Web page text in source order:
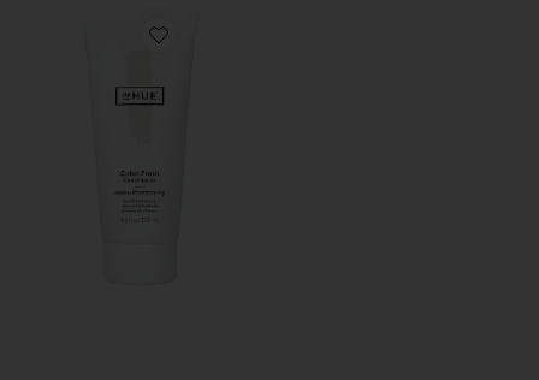
Favorite ACONDICIONADOR COLOR FRESH